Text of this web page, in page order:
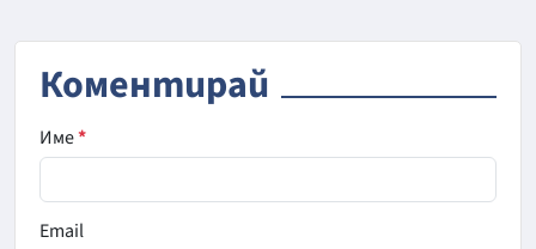
Коментирай
Име*
Email